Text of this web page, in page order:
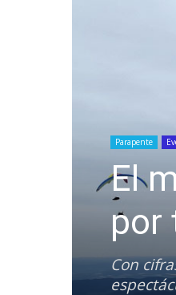
Parapente
El
por
Con